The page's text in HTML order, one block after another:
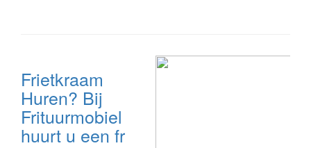
Frietkraam
Huren? Bij
Frituurmobiel
huurt u een fr